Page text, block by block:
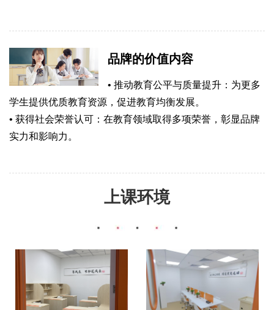
品牌的价值内容
• 推动教育公平与质量提升：为更多
学生提供优质教育资源，促进教育均衡发展。
• 获得社会荣誉认可：在教育领域取得多项荣誉，彰显品牌
实力和影响力。
上课环境